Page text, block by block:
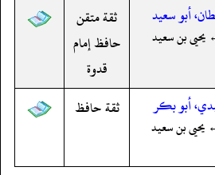
أبو سعيد
يحيى بن سعيد
ثقة متقن
حافظ إمام
قدوة
أبو بكر
يحيى بن سعيد
ثقة حافظ